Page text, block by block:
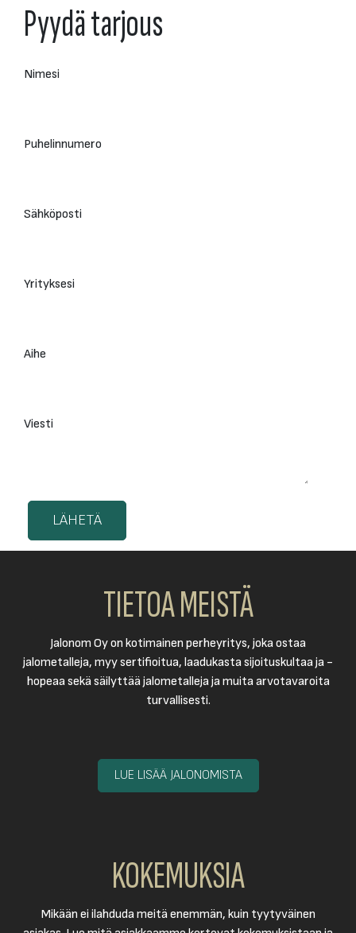
Pyydä tarjous
Nimesi
Puhelinnumero
Sähköposti
Yrityksesi
Aihe
Viesti
LÄHETÄ
TIETOA MEISTÄ
Jalonom Oy on kotimainen perheyritys, joka ostaa
jalometalleja, myy sertifioitua, laadukasta sijoituskultaa ja -
hopeaa sekä säilyttää jalometalleja ja muita arvotavaroita
turvallisesti.
LUE LISÄÄ JALONOMISTA
KOKEMUKSIA
Mikään ei ilahduda meitä enemmän, kuin tyytyväinen